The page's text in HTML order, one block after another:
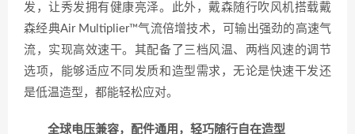
发，让秀发拥有健康亮泽。此外，戴森随行吹风机搭载戴
森经典Air Multiplier™气流倍增技术，可输出强劲的高速气
流，实现高效速干。其配备了三档风温、两档风速的调节
选项，能够适应不同发质和造型需求，无论是快速干发还
是低温造型，都能轻松应对。
全球电压兼容，配件通用，轻巧随行自在造型